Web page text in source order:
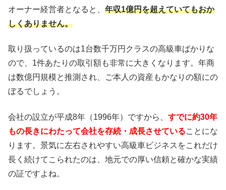
オーナー経営者となると、 年収1億円を超えていてもおか
しくありません。
取り扱っているのは1台数千万円クラスの高級車ばかりな
ので、1件あたりの取引額も非常に大きくなります。年商
は数億円規模と推測され、ご本人の資産もかなりの額にの
ぼるでしょう。
会社の設立が平成8年（1996年）ですから、 すでに約30年
もの長きにわたって会社を存続・成長させていることにな
ります。景気に左右されやすい高級車ビジネスをこれだけ
長く続けてこられたのは、地元での厚い信頼と確かな実績
の証ですよね。